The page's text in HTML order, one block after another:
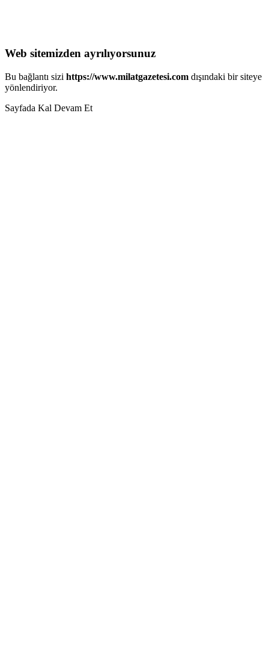
Web sitemizden ayrılıyorsunuz
Bu bağlantı sizi https://www.milatgazetesi.com dışındaki bir siteye
yönlendiriyor.
Sayfada Kal Devam Et